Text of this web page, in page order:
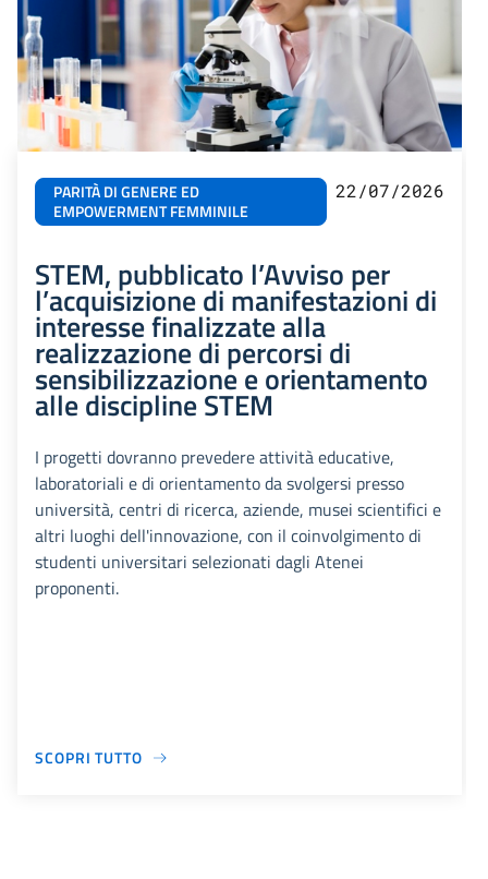
PARITÀ DI GENERE ED
EMPOWERMENT FEMMINILE
22/07/2026
STEM, pubblicato l’Avviso per
l’acquisizione di manifestazioni di
interesse finalizzate alla
realizzazione di percorsi di
sensibilizzazione e orientamento
alle discipline STEM
I progetti dovranno prevedere attività educative,
laboratoriali e di orientamento da svolgersi presso
università, centri di ricerca, aziende, musei scientifici e
altri luoghi dell'innovazione, con il coinvolgimento di
studenti universitari selezionati dagli Atenei
proponenti.
SCOPRI TUTTO